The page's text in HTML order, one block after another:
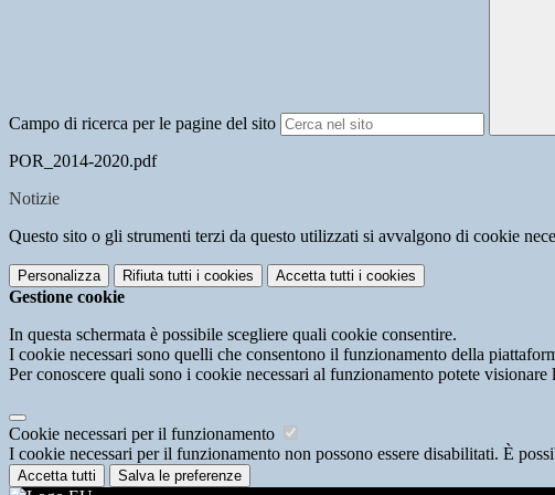
Campo di ricerca per le pagine del sito
POR_2014-2020.pdf
Notizie
Questo sito o gli strumenti terzi da questo utilizzati si avvalgono di cookie
Personalizza Rifiuta tutti i cookies Accetta tutti i cookies
Gestione cookie
In questa schermata è possibile scegliere quali cookie consentire.
I cookie necessari sono quelli che consentono il funzionamento della
Per conoscere quali sono i cookie necessari al funzionamento potete visionare
Cookie necessari per il funzionamento
I cookie necessari per il funzionamento non possono essere disabilitati. È
Accetta tutti Salva le preferenze